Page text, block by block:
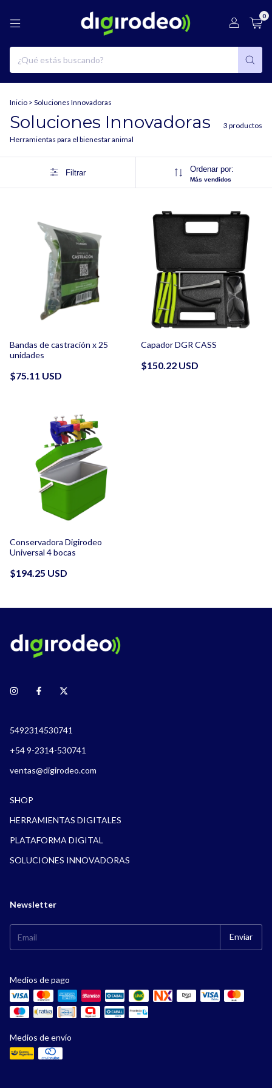
0
Inicio > Soluciones Innovadoras
Soluciones Innovadoras
3 productos
Herramientas para el bienestar animal
Filtrar Ordenar por:
Más vendidos
Bandas de castración x 25
unidades
$75.11 USD
Capador DGR CASS
$150.22 USD
Conservadora Digirodeo
Universal 4 bocas
$194.25 USD
5492314530741
+54 9-2314-530741
ventas@digirodeo.com
SHOP
HERRAMIENTAS DIGITALES
PLATAFORMA DIGITAL
SOLUCIONES INNOVADORAS
Newsletter
Medios de pago
Medios de envío